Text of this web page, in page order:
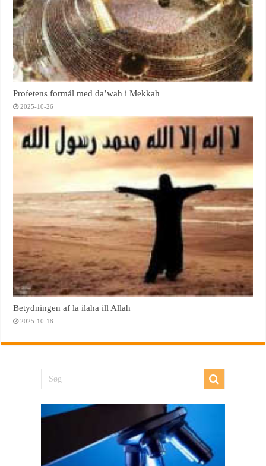
Profetens formål med da’wah i Mekkah
2025-10-26
Betydningen af la ilaha ill Allah
2025-10-18